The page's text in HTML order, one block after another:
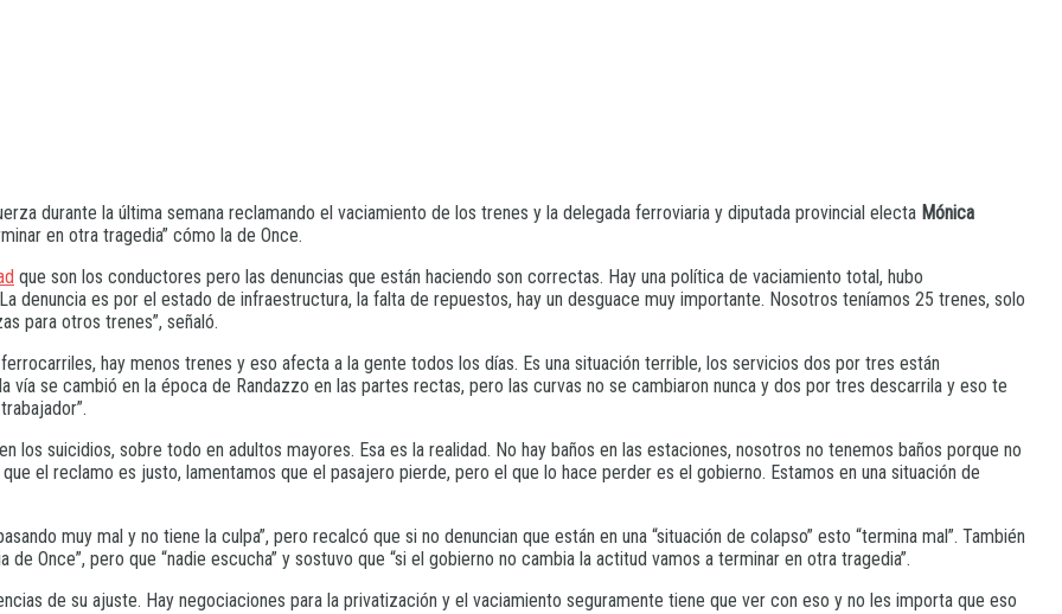
durante la última semana reclamando el vaciamiento de los trenes y la delegada ferroviaria y diputada provincial electa Mónica
en otra tragedia” cómo la de Once.
que son los conductores pero las denuncias que están haciendo son correctas. Hay una política de vaciamiento total, hubo
denuncia es por el estado de infraestructura, la falta de repuestos, hay un desguace muy importante. Nosotros teníamos 25 trenes, solo
para otros trenes”, señaló.
hay menos trenes y eso afecta a la gente todos los días. Es una situación terrible, los servicios dos por tres están
se cambió en la época de Randazzo en las partes rectas, pero las curvas no se cambiaron nunca y dos por tres descarrila y eso te
los suicidios, sobre todo en adultos mayores. Esa es la realidad. No hay baños en las estaciones, nosotros no tenemos baños porque no
el reclamo es justo, lamentamos que el pasajero pierde, pero el que lo hace perder es el gobierno. Estamos en una situación de
muy mal y no tiene la culpa”, pero recalcó que si no denuncian que están en una “situación de colapso” esto “termina mal”. También
Once”, pero que “nadie escucha” y sostuvo que “si el gobierno no cambia la actitud vamos a terminar en otra tragedia”.
de su ajuste. Hay negociaciones para la privatización y el vaciamiento seguramente tiene que ver con eso y no les importa que eso